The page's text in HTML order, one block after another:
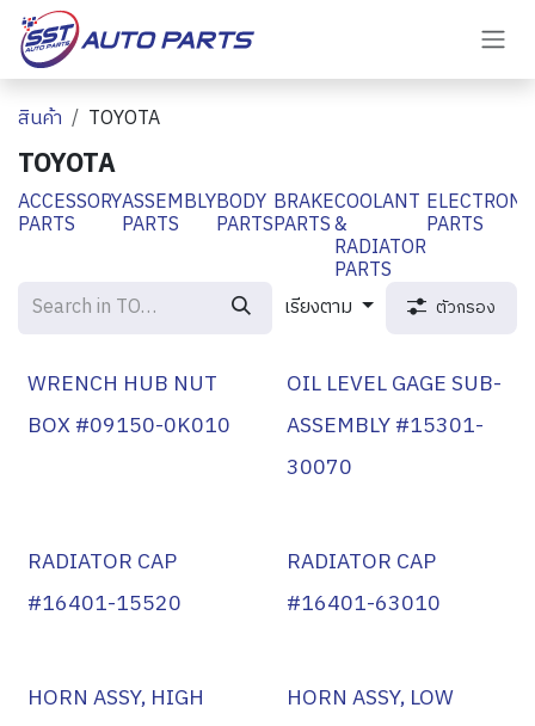
Skip to Content
สินค้า TOYOTA
TOYOTA
ACCESSORY
PARTS
ASSEMBLY
PARTS
BODY
PARTS
BRAKE
PARTS
COOLANT
&
RADIATOR
PARTS
PARTS
เรียงตาม ตัวกรอง
WRENCH HUB NUT
BOX #09150-0K010
OIL LEVEL GAGE SUB-
ASSEMBLY #15301-
30070
RADIATOR CAP
#16401-15520
RADIATOR CAP
#16401-63010
HORN ASSY, HIGH
HORN ASSY, LOW